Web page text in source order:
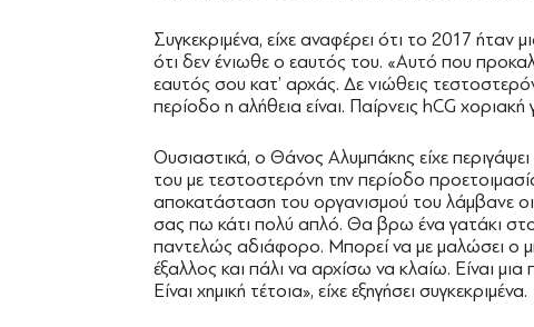
Συγκεκριμένα, είχε αναφέρει ότι το 2017 ήταν
ότι δεν ένιωθε ο εαυτός του. «Αυτό που
εαυτός σου κατ’ αρχάς. Δε νιώθεις
περίοδο η αλήθεια είναι. Παίρνεις hCG
Ουσιαστικά, ο Θάνος Αλυμπάκης είχε
του με τεστοστερόνη την περίοδο
αποκατάσταση του οργανισμού του λάμβανε
σας πω κάτι πολύ απλό. Θα βρω ένα γατάκι
παντελώς αδιάφορο. Μπορεί να με μαλώσει ο
έξαλλος και πάλι να αρχίσω να κλαίω. Είναι
Είναι χημική τέτοια», είχε εξηγήσει συγκεκριμένα.